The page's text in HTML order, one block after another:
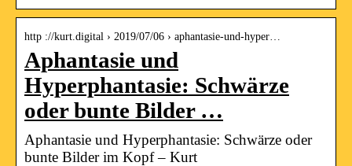
http ://kurt.digital › 2019/07/06 › aphantasie-und-hyper…
Aphantasie und
Hyperphantasie: Schwärze
oder bunte Bilder …
Aphantasie und Hyperphantasie: Schwärze oder
bunte Bilder im Kopf – Kurt